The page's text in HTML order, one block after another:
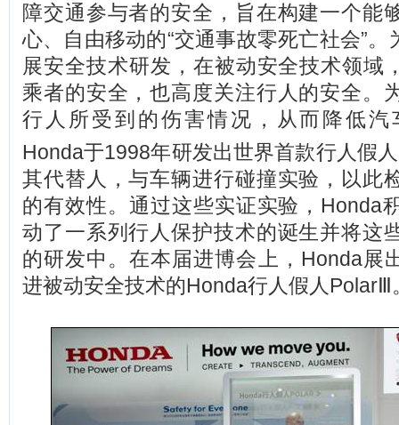
障交通参与者的安全，旨在构建一个能
心、自由移动的“交通事故零死亡社会”
展安全技术研发，在被动安全技术领域
乘者的安全，也高度关注行人的安全。
行人所受到的伤害情况，从而降低汽
Honda于1998年研发出世界首款行人假
其代替人，与车辆进行碰撞实验，以此
的有效性。通过这些实证实验，Honda
动了一系列行人保护技术的诞生并将这
的研发中。在本届进博会上，Honda展
进被动安全技术的Honda行人假人PolarⅢ